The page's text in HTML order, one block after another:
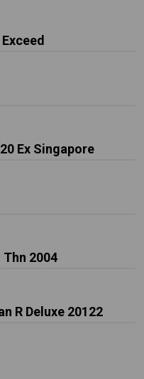
Ex Singapore
2004
R Deluxe 20122